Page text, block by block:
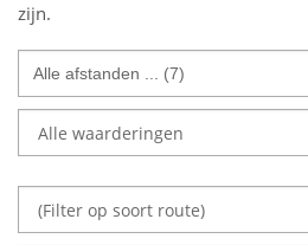
zijn.
Alle afstanden ... (7)